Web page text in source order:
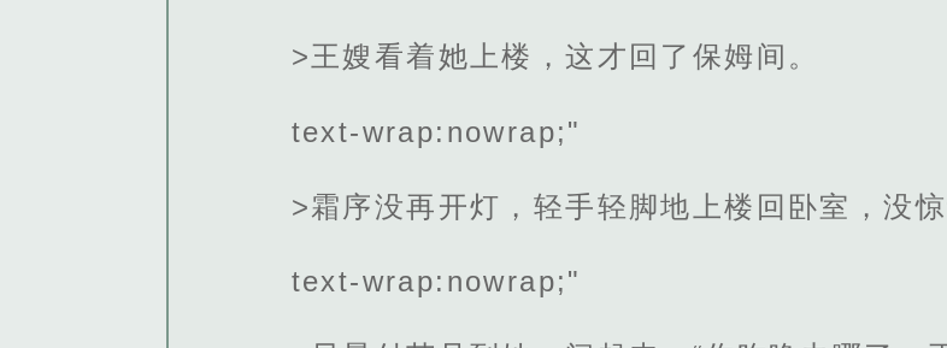
>王嫂看着她上楼，这才回了保姆间。
text-wrap:nowrap;"
>霜序没再开灯，轻手轻脚地上楼回卧室，没惊
text-wrap:nowrap;"